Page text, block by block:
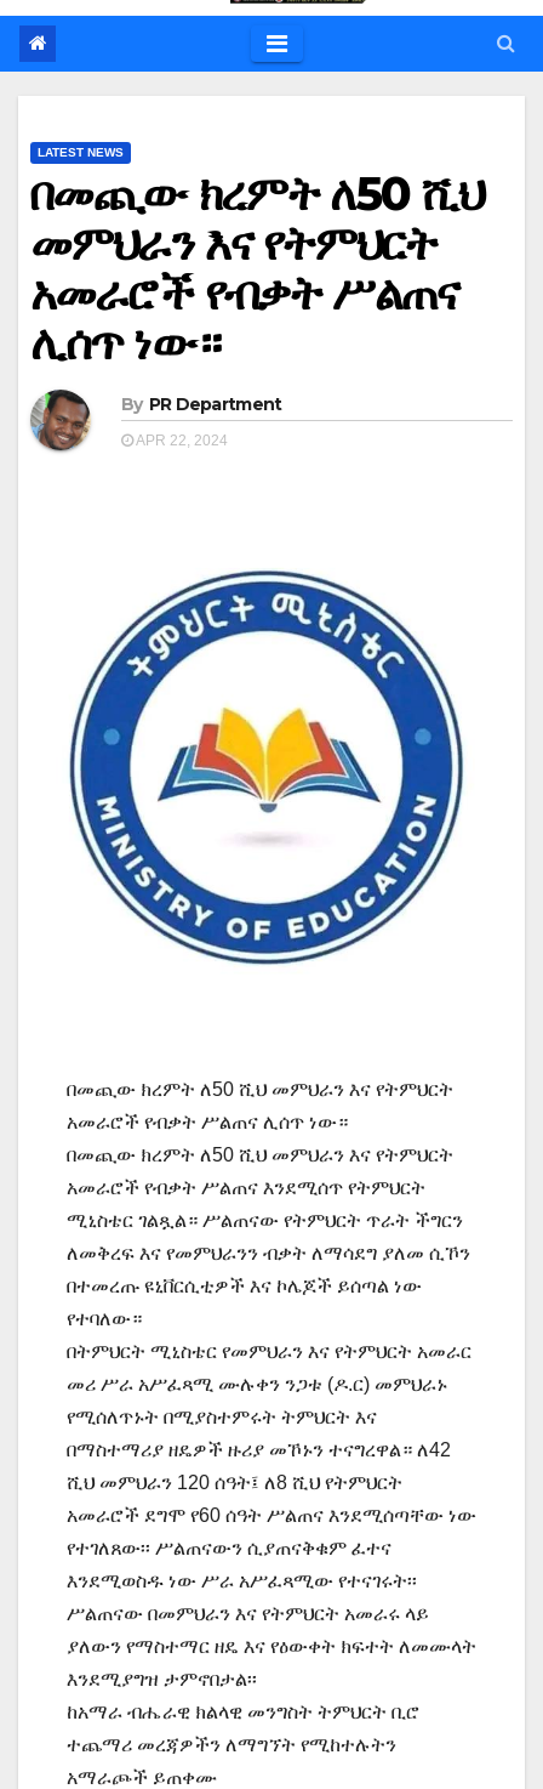
LATEST NEWS
በመጪው ክረምት ለ50 ሺህ
መምህራን እና የትምህርት
አመራሮች የብቃት ሥልጠና
ሊሰጥ ነው።
By PR Department
APR 22, 2024
በመጪው ክረምት ለ50 ሺህ መምህራን እና የትምህርት
አመራሮች የብቃት ሥልጠና ሊሰጥ ነው።
በመጪው ክረምት ለ50 ሺህ መምህራን እና የትምህርት
አመራሮች የብቃት ሥልጠና እንደሚሰጥ የትምህርት
ሚኒስቴር ገልጿል። ሥልጠናው የትምህርት ጥራት ችግርን
ለመቅረፍ እና የመምህራንን ብቃት ለማሳደግ ያለመ ሲኾን
በተመረጡ ዩኒቨርሲቲዎች እና ኮሌጆች ይሰጣል ነው
የተባለው።
በትምህርት ሚኒስቴር የመምህራን እና የትምህርት አመራር
መሪ ሥራ አሥፈጻሚ ሙሉቀን ንጋቱ (ዶ.ር) መምህራኑ
የሚሰለጥኑት በሚያስተምሩት ትምህርት እና
በማስተማሪያ ዘዴዎች ዙሪያ መኾኑን ተናግረዋል። ለ42
ሺህ መምህራን 120 ሰዓት፤ ለ8 ሺህ የትምህርት
አመራሮች ደግሞ የ60 ሰዓት ሥልጠና እንደሚሰጣቸው ነው
የተገለጸው፡፡ ሥልጠናውን ሲያጠናቅቁም ፈተና
እንደሚወስዱ ነው ሥራ አሥፈጻሚው የተናገሩት፡፡
ሥልጠናው በመምህራን እና የትምህርት አመራሩ ላይ
ያለውን የማስተማር ዘዴ እና የዕውቀት ክፍተት ለመሙላት
እንደሚያግዝ ታምኖበታል፡፡
ከአማራ ብሔራዊ ክልላዊ መንግስት ትምህርት ቢሮ
ተጨማሪ መረጃዎችን ለማግኘት የሚከተሉትን
አማራጮች ይጠቀሙ